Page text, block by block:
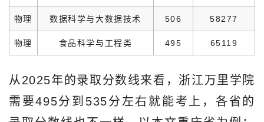
物理 数据科学与大数据技术 506 58277
物理 食品科学与工程类 495 65119
从2025年的录取分数线来看，浙江万里学院
需要495分到535分左右就能考上，各省的